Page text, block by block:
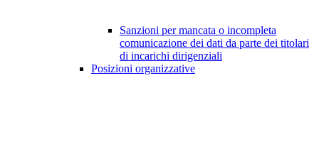
Sanzioni per mancata o incompleta
comunicazione dei dati da parte dei titolari
di incarichi dirigenziali
Posizioni organizzative